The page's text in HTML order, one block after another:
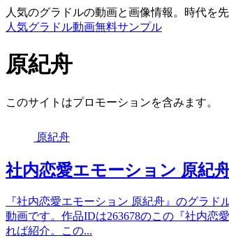
人気のグラドルの動画と画像情報。時代を
人気グラドル動画無料サンプル
原紀舟
このサイトはプロモーションを含みます。
原紀舟
社内恋愛エモーション 原紀
『社内恋愛エモーション 原紀舟』のグラ
動画です。作品IDは263678のこの『社内恋
れば紹介。この...